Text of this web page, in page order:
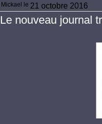
Mickael le 21 octobre 2016
Le nouveau journal